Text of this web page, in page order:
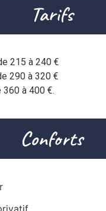
Tarifs
215 à 240 €
290 à 320 €
Conforts